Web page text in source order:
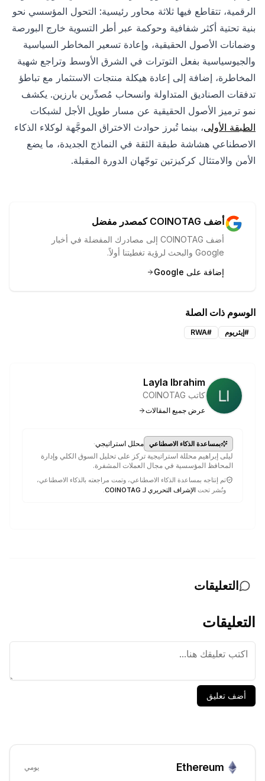
الرقمية، تتقاطع فيها ثلاثة محاور رئيسية: التحول المؤسسي نحو
بنية تحتية أكثر شفافية وحوكمة عبر أطر التسوية خارج البورصة
وضمانات الأصول الحقيقية، وإعادة تسعير المخاطر السياسية
والجيوسياسية بفعل التوترات في الشرق الأوسط وتراجع شهية
المخاطرة، إضافة إلى إعادة هيكلة منتجات الاستثمار مع تباطؤ
تدفقات الصناديق المتداولة وانسحاب مُصدِّرين بارزين. يكشف
نمو ترميز الأصول الحقيقية عن مسار طويل الأجل لشبكات
الطبقة الأولى، بينما تُبرز حوادث الاختراق الموجَّهة لوكلاء الذكاء
الاصطناعي هشاشة طبقة الثقة في النماذج الجديدة، ما يضع
الأمن والامتثال كركيزتين توجّهان الدورة المقبلة.
أضف COINOTAG كمصدر مفضل
أضف COINOTAG إلى مصادرك المفضلة في أخبار
Google والبحث لرؤية تغطيتنا أولاً.
إضافة على Google
الوسوم ذات الصلة
#إيثريوم #
RWA
Layla Ibrahim
كاتب COINOTAG
عرض جميع المقالات
بمساعدة الذكاء الاصطناعي محلل استراتيجي·
ليلى إبراهيم محللة استراتيجية تركز على تحليل السوق الكلي وإدارة
المحافظ المؤسسية في مجال العملات المشفرة.
تم إنتاجه بمساعدة الذكاء الاصطناعي، وتمت مراجعته بالذكاء الاصطناعي،
ونُشر تحت الإشراف التحريري لـ COINOTAG .
التعليقات
التعليقات
أضف تعليق
Ethereum يومي